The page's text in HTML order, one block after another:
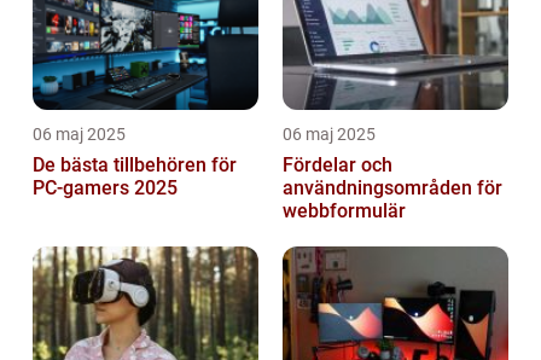
06 maj 2025
De bästa tillbehören för
PC-gamers 2025
06 maj 2025
Fördelar och
användningsområden för
webbformulär